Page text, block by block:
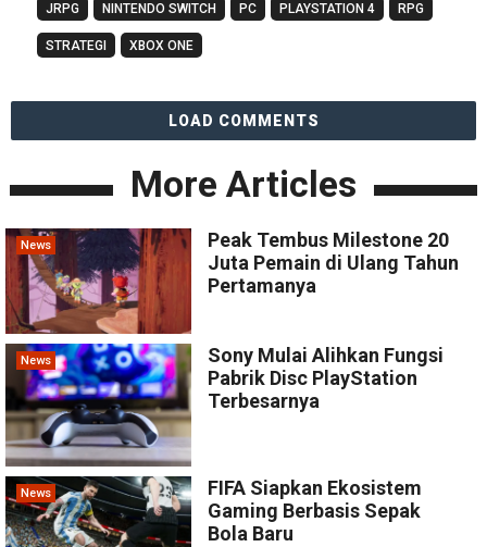
JRPG NINTENDO SWITCH PC PLAYSTATION 4 RPG
STRATEGI XBOX ONE
LOAD COMMENTS
More Articles
News
Peak Tembus Milestone 20
Juta Pemain di Ulang Tahun
Pertamanya
News
Sony Mulai Alihkan Fungsi
Pabrik Disc PlayStation
Terbesarnya
News
FIFA Siapkan Ekosistem
Gaming Berbasis Sepak
Bola Baru